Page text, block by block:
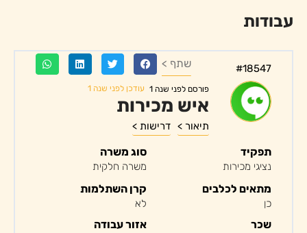
עבודות
#18547 שתף >
פורסם לפני שנה 1 עודכן לפני שנה 1
איש מכירות
תיאור > דרישות >
תפקיד
נציגי מכירות
מתאים לכלבים
כן
סוג משרה
משרה חלקית
קרן השתלמות
לא
שכר אזור עבודה